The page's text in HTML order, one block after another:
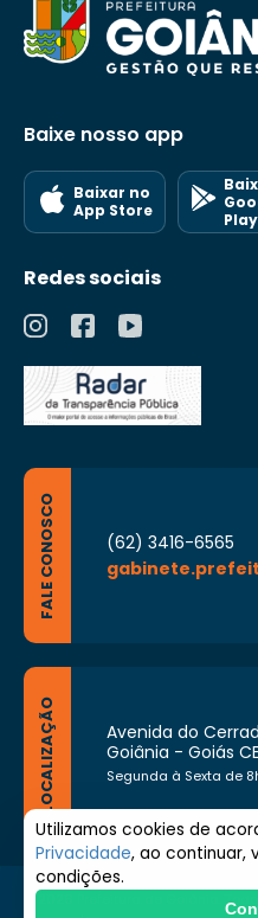
Baixe nosso app
Baixar no
App Store
Play
Redes sociais
FALE CONOSCO
(62) 3416-6565
LOCALIZAÇÃO
Avenida do
Goiânia - Goiás
Segunda à Sexta de
© 2026 Prefeitura de Goiânia.
Utilizamos cookies de
Privacidade, ao continuar,
condições.